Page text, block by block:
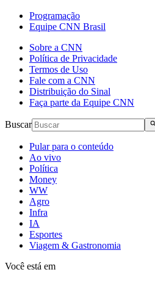
Programação
Equipe CNN Brasil
Sobre a CNN
Política de Privacidade
Termos de Uso
Fale com a CNN
Distribuição do Sinal
Faça parte da Equipe CNN
Buscar
Pular para o conteúdo
Ao vivo
Política
Money
WW
Agro
Infra
IA
Esportes
Viagem & Gastronomia
Você está em